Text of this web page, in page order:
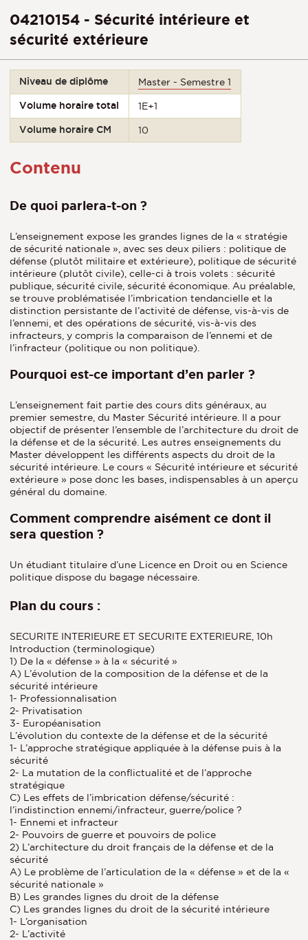
04210154 - Sécurité intérieure et
sécurité extérieure
Niveau de diplôme Master - Semestre 1
Volume horaire total 1E+1
Volume horaire CM 10
Contenu
De quoi parlera-t-on ?
L’enseignement expose les grandes lignes de la « stratégie
de sécurité nationale », avec ses deux piliers : politique de
défense (plutôt militaire et extérieure), politique de sécurité
intérieure (plutôt civile), celle-ci à trois volets : sécurité
publique, sécurité civile, sécurité économique. Au préalable,
se trouve problématisée l’imbrication tendancielle et la
distinction persistante de l’activité de défense, vis-à-vis de
l’ennemi, et des opérations de sécurité, vis-à-vis des
infracteurs, y compris la comparaison de l’ennemi et de
l’infracteur (politique ou non politique).
Pourquoi est-ce important d’en parler ?
L’enseignement fait partie des cours dits généraux, au
premier semestre, du Master Sécurité intérieure. Il a pour
objectif de présenter l’ensemble de l’architecture du droit de
la défense et de la sécurité. Les autres enseignements du
Master développent les différents aspects du droit de la
sécurité intérieure. Le cours « Sécurité intérieure et sécurité
extérieure » pose donc les bases, indispensables à un aperçu
général du domaine.
Comment comprendre aisément ce dont il
sera question ?
Un étudiant titulaire d’une Licence en Droit ou en Science
politique dispose du bagage nécessaire.
Plan du cours :
SECURITE INTERIEURE ET SECURITE EXTERIEURE, 10h
Introduction (terminologique)
1) De la « défense » à la « sécurité »
A) L’évolution de la composition de la défense et de la
sécurité intérieure
1- Professionnalisation
2- Privatisation
3- Européanisation
L’évolution du contexte de la défense et de la sécurité
1- L’approche stratégique appliquée à la défense puis à la
sécurité
2- La mutation de la conflictualité et de l’approche
stratégique
C) Les effets de l’imbrication défense/sécurité :
l’indistinction ennemi/infracteur, guerre/police ?
1- Ennemi et infracteur
2- Pouvoirs de guerre et pouvoirs de police
2) L’architecture du droit français de la défense et de la
sécurité
A) Le problème de l’articulation de la « défense » et de la «
sécurité nationale »
B) Les grandes lignes du droit de la défense
C) Les grandes lignes du droit de la sécurité intérieure
1- L’organisation
2- L’activité